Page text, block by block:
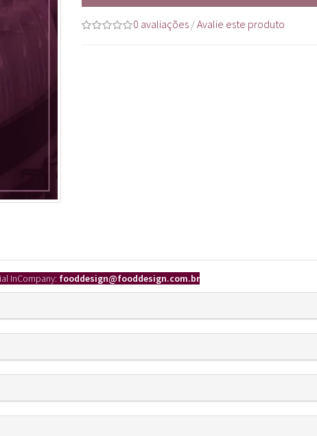
0 avaliações /Avalie este produto
InCompany: fooddesign@fooddesign.com.br